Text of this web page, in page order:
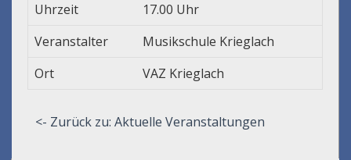
Uhrzeit
17.00 Uhr
Veranstalter
Musikschule Krieglach
Ort
VAZ Krieglach
<- Zurück zu: Aktuelle Veranstaltungen